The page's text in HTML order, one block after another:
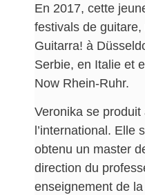
En 2017, cette
festivals de
Guitarra! à
Serbie, en Italie et
Now Rhein-Ruhr.
Veronika se
l’international.
obtenu un master
direction du
enseignement de